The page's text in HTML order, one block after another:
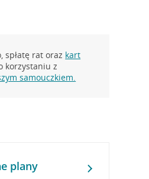
spłatę rat oraz kart
korzystaniu z
samouczkiem.
plany